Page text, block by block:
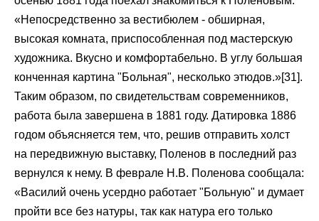
«Непосредственно за вестибюлем - обширная,
высокая комната, приспособленная под мастерскую
художника. Вкусно и комфортабельно. В углу большая
конченная картина "Больная", несколько этюдов.»[31].
Таким образом, по свидетельствам современников,
работа была завершена в 1881 году. Датировка 1886
годом объясняется тем, что, решив отправить холст
на передвижную выставку, Поленов в последний раз
вернулся к нему. В феврале Н.В. Поленова сообщала:
«Василий очень усердно работает "Больную" и думает
пройти все без натуры, так как натура его только